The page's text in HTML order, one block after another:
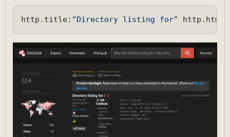
http.title: "Directory listing for"